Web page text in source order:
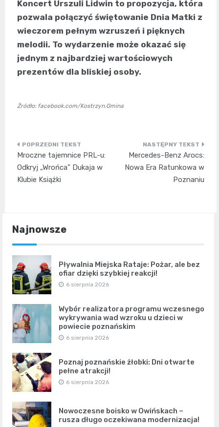
Koncert Urszuli Lidwin to propozycja, która
pozwala połączyć świętowanie Dnia Matki z
wieczorem pełnym wzruszeń i pięknych
melodii. To wydarzenie może okazać się
jednym z najbardziej wartościowych
prezentów dla bliskiej osoby.
Źródło: facebook.com/Kostrzyn.Gmina
Nawigacja
wpisu
Mroczne tajemnice PRL-u:
Odkryj „Wrońca” Dukaja w
Klubie Książki
Mercedes-Benz Arocs:
Nowa Era Ratunkowa w
Poznaniu
Najnowsze
Pływalnia Miejska Rataje: Pożar, ale bez
ofiar dzięki szybkiej reakcji!
6 sierpnia 2026
Wybór realizatora programu wczesnego
wykrywania wad wzroku u dzieci w
powiecie poznańskim
6 sierpnia 2026
Poznaj poznańskie żłobki: Dni otwarte
pełne atrakcji!
6 sierpnia 2026
Nowoczesne boisko w Owińskach –
rusza długo oczekiwana modernizacja!